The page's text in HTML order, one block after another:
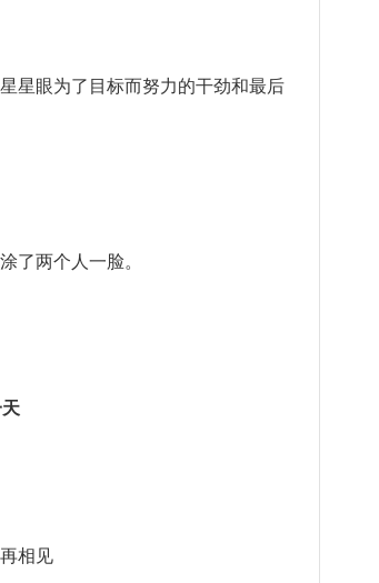
星眼为了目标而努力的干劲和最后
了两个人一脸。
相见